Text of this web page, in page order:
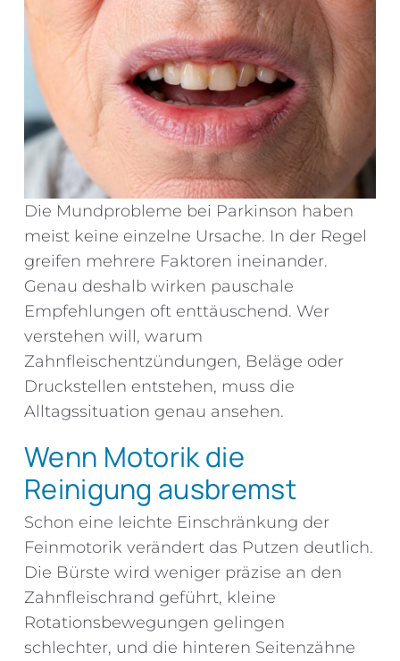
Die Mundprobleme bei Parkinson haben
meist keine einzelne Ursache. In der Regel
greifen mehrere Faktoren ineinander.
Genau deshalb wirken pauschale
Empfehlungen oft enttäuschend. Wer
verstehen will, warum
Zahnfleischentzündungen, Beläge oder
Druckstellen entstehen, muss die
Alltagssituation genau ansehen.
Wenn Motorik die
Reinigung ausbremst
Schon eine leichte Einschränkung der
Feinmotorik verändert das Putzen deutlich.
Die Bürste wird weniger präzise an den
Zahnfleischrand geführt, kleine
Rotationsbewegungen gelingen
schlechter, und die hinteren Seitenzähne